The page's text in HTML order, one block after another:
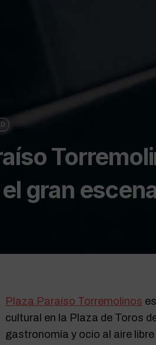
gran
Plaza Paraíso Torremolinos
cultural en la Plaza de Toros
gastronomía y ocio al aire libre